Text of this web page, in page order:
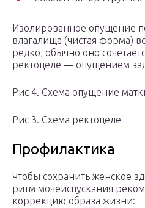
Изолированное опущение
влагалища (чистая форма)
редко, обычно оно
ректоцеле — опущением
Рис 4. Схема опущение
Рис 3. Схема ректоцеле
Профилактика
Чтобы сохранить женское
ритм мочеиспускания
коррекцию образа жизни: